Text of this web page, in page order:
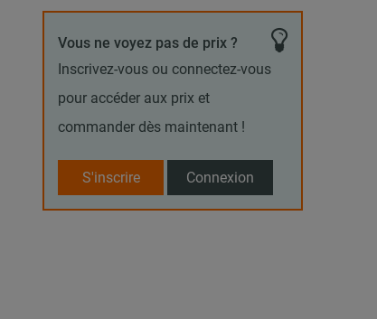
Vous ne voyez pas de prix ?
Inscrivez-vous ou connectez-vous
pour accéder aux prix et
commander dès maintenant !
S'inscrire Connexion